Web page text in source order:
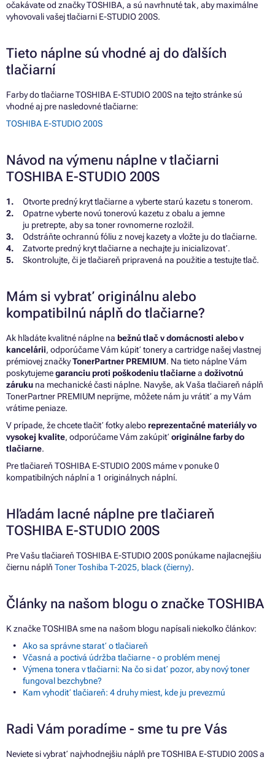
očakávate od značky TOSHIBA, a sú navrhnuté tak, aby maximálne
vyhovovali vašej tlačiarni E-STUDIO 200S.
Tieto náplne sú vhodné aj do ďalších
tlačiarní
Farby do tlačiarne TOSHIBA E-STUDIO 200S na tejto stránke sú
vhodné aj pre nasledovné tlačiarne:
TOSHIBA E-STUDIO 200S
Návod na výmenu náplne v tlačiarni
TOSHIBA E-STUDIO 200S
Otvorte predný kryt tlačiarne a vyberte starú kazetu s tonerom.
Opatrne vyberte novú tonerovú kazetu z obalu a jemne
ju pretrepte, aby sa toner rovnomerne rozložil.
Odstráňte ochrannú fóliu z novej kazety a vložte ju do tlačiarne.
Zatvorte predný kryt tlačiarne a nechajte ju inicializovať.
Skontrolujte, či je tlačiareň pripravená na použitie a testujte tlač.
Mám si vybrať originálnu alebo
kompatibilnú náplň do tlačiarne?
Ak hľadáte kvalitné náplne na bežnú tlač v domácnosti alebo v
kancelárii, odporúčame Vám kúpiť tonery a cartridge našej vlastnej
prémiovej značkyTonerPartner PREMIUM. Na tieto náplne Vám
poskytujemegaranciu proti poškodeniu tlačiarnea doživotnú
záruku na mechanické časti náplne. Navyše, ak Vaša tlačiareň náplň
TonerPartner PREMIUM neprijme, môžete nám ju vrátiť a my Vám
vrátime peniaze.
V prípade, že chcete tlačiť fotky aleboreprezentačné materiály vo
vysokej kvalite, odporúčame Vám zakúpiť originálne farby do
tlačiarne.
Pre tlačiareň TOSHIBA E-STUDIO 200S máme v ponuke 0
kompatibilných náplní a 1 originálnych náplní.
Hľadám lacné náplne pre tlačiareň
TOSHIBA E-STUDIO 200S
Pre Vašu tlačiareň TOSHIBA E-STUDIO 200S ponúkame najlacnejšiu
čiernu náplň Toner Toshiba T-2025, black (čierny).
Články na našom blogu o značke TOSHIBA
K značke TOSHIBA sme na našom blogu napísali niekoľko článkov:
Ako sa správne starať o tlačiareň
Včasná a poctivá údržba tlačiarne - o problém menej
Výmena tonera v tlačiarni: Na čo si dať pozor, aby nový toner
fungoval bezchybne?
Kam vyhodiť tlačiareň: 4 druhy miest, kde ju prevezmú
Radi Vám poradíme - sme tu pre Vás
Neviete si vybrať najvhodnejšiu náplň pre TOSHIBA E-STUDIO 200S a